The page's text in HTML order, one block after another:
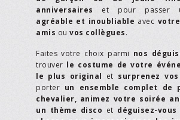
anniversaires et pour passer
agréable et inoubliable avec
amis ou vos collègues.
Faites votre choix parmi nos
trouver le costume de votre
le plus original et surprenez
porter un ensemble complet de
chevalier, animez votre soirée
un thème disco et déguisez-vous